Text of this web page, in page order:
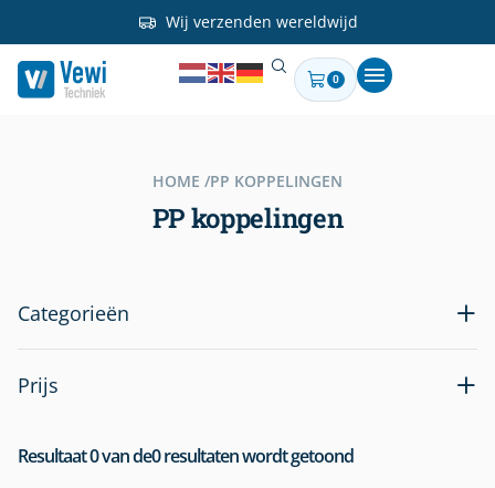
Wij verzenden wereldwijd
0
HOME /PP KOPPELINGEN
PP koppelingen
Categorieën
Prijs
Resultaat0van de0resultaten wordt getoond